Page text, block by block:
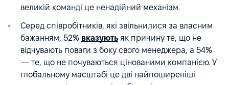
великій команді це ненадійний механізм.
Серед співробітників, які звільнилися за власним
бажанням, 52% вказують як причину те, що не
відчувають поваги з боку свого менеджера, а 54%
— те, що не почуваються цінованими компанією. У
глобальному масштабі це дві найпоширеніші